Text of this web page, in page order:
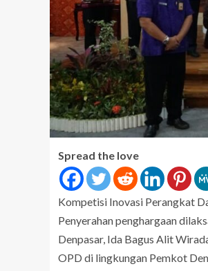
Spread the love
Kompetisi Inovasi Perangkat
Penyerahan penghargaan
Denpasar, Ida Bagus Alit
OPD di lingkungan Pemkot